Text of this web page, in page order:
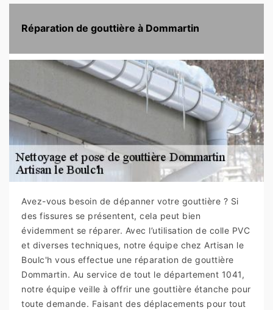
Réparation de gouttière à Dommartin
Avez-vous besoin de dépanner votre gouttière ? Si
des fissures se présentent, cela peut bien
évidemment se réparer. Avec l’utilisation de colle PVC
et diverses techniques, notre équipe chez Artisan le
Boulc'h vous effectue une réparation de gouttière
Dommartin. Au service de tout le département 1041,
notre équipe veille à offrir une gouttière étanche pour
toute demande. Faisant des déplacements pour tout